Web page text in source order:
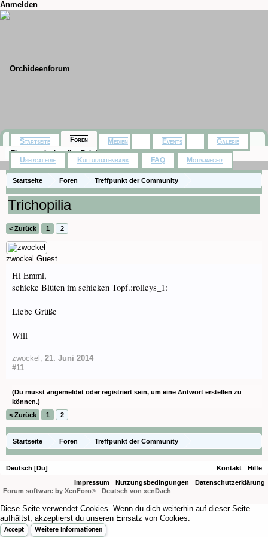
Anmelden
Startseite Foren
Treffpunkt der Community
Orchideenfotos (Naturformen)
Trichopilia
< Zurück 1 2
zwockel Guest
Hi Emmi,
schicke Blüten im schicken Topf.:rolleys_1:
Liebe Grüße
Will
zwockel , 21. Juni 2014
#11
(Du musst angemeldet oder registriert sein, um eine Antwort erstellen zu
können.)
< Zurück
1 2
Startseite Foren
Treffpunkt der Community
Orchideenfotos (Naturformen)
Startseite Foren
Themen mit aktuellen Beiträgen
Medien Events Galerie
Usergalerie Kulturdatenbank FAQ Motivjaeger
Deutsch [Du] Kontakt
Hilfe
Impressum
Nutzungsbedingungen
Datenschutzerklärung
Forum software by XenForo® - Deutsch von xenDach
Diese Seite verwendet Cookies. Wenn du dich weiterhin auf dieser Seite
aufhältst, akzeptierst du unseren Einsatz von Cookies.
Accept Weitere Informationen